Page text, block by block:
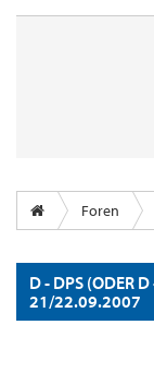
Foren
D - DPS (ODER
21/22.09.2007